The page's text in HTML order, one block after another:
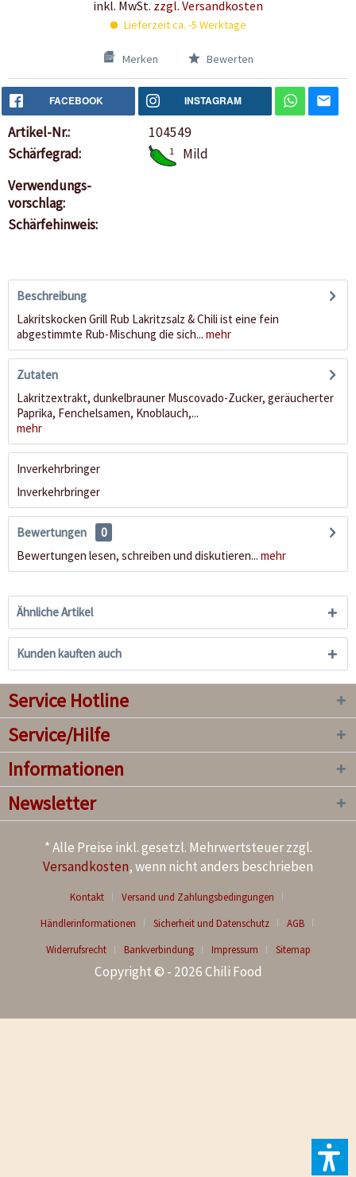
inkl. MwSt. zzgl. Versandkosten
Lieferzeit ca. -5 Werktage
Merken Bewerten
FACEBOOK INSTAGRAM
Artikel-Nr.:
104549
Schärfegrad:
1
Mild
Verwendungs-
vorschlag:
Schärfehinweis:
Beschreibung
Lakritskocken Grill Rub Lakritzsalz & Chili ist eine fein
abgestimmte Rub-Mischung die sich... mehr
Zutaten
Lakritzextrakt, dunkelbrauner Muscovado-Zucker, geräucherter
Paprika, Fenchelsamen, Knoblauch,...
mehr
Inverkehrbringer
Inverkehrbringer
Bewertungen
0
Bewertungen lesen, schreiben und diskutieren... mehr
Ähnliche Artikel
Kunden kauften auch
Service Hotline
Service/Hilfe
Informationen
Newsletter
* Alle Preise inkl. gesetzl. Mehrwertsteuer zzgl.
Versandkosten, wenn nicht anders beschrieben
Kontakt
Versand und Zahlungsbedingungen
Händlerinformationen
Sicherheit und Datenschutz
AGB
Widerrufsrecht
Bankverbindung Impressum Sitemap
Copyright © - 2026 Chili Food